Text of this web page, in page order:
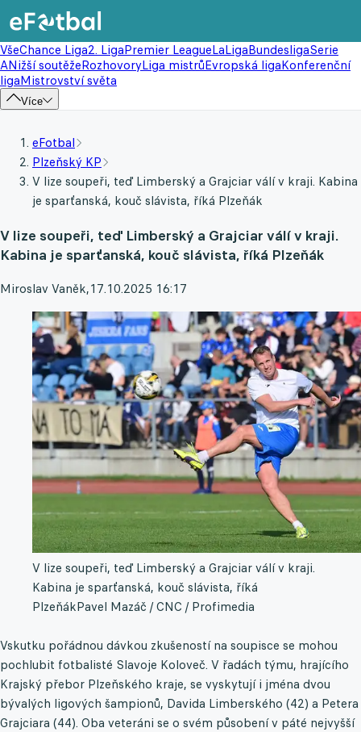
VšeChance Liga2. LigaPremier LeagueLaLigaBundesligaSerie
ANižší soutěžeRozhovoryLiga mistrůEvropská ligaKonferenční
ligaMistrovství světa
Více
eFotbal
Plzeňský KP
V lize soupeři, teď Limberský a Grajciar válí v kraji. Kabina
je sparťanská, kouč slávista, říká Plzeňák
V lize soupeři, teď Limberský a Grajciar válí v kraji.
Kabina je sparťanská, kouč slávista, říká Plzeňák
Miroslav Vaněk,17.10.2025 16:17
V lize soupeři, teď Limberský a Grajciar válí v kraji.
Kabina je sparťanská, kouč slávista, říká
PlzeňákPavel Mazáč / CNC / Profimedia
Vskutku pořádnou dávkou zkušeností na soupisce se mohou
pochlubit fotbalisté Slavoje Koloveč. V řadách týmu, hrajícího
Krajský přebor Plzeňského kraje, se vyskytují i jména dvou
bývalých ligových šampionů, Davida Limberského (42) a Petera
Grajciara (44). Oba veteráni se o svém působení v páté nejvyšší